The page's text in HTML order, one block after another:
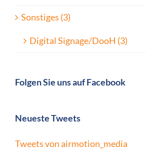
Sonstiges (3)
Digital Signage/DooH (3)
Folgen Sie uns auf Facebook
Neueste Tweets
Tweets von airmotion_media